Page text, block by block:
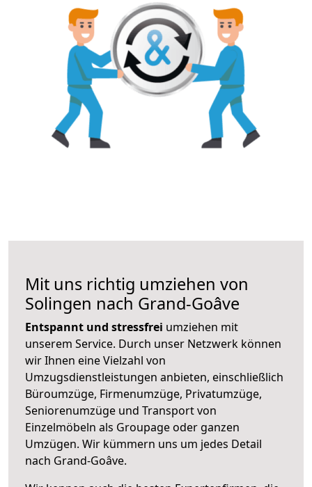
Mit uns richtig umziehen von
Solingen nach Grand-Goâve
Entspannt und stressfrei umziehen mit
unserem Service. Durch unser Netzwerk können
wir Ihnen eine Vielzahl von
Umzugsdienstleistungen anbieten, einschließlich
Büroumzüge, Firmenumzüge, Privatumzüge,
Seniorenumzüge und Transport von
Einzelmöbeln als Groupage oder ganzen
Umzügen. Wir kümmern uns um jedes Detail
nach Grand-Goâve.